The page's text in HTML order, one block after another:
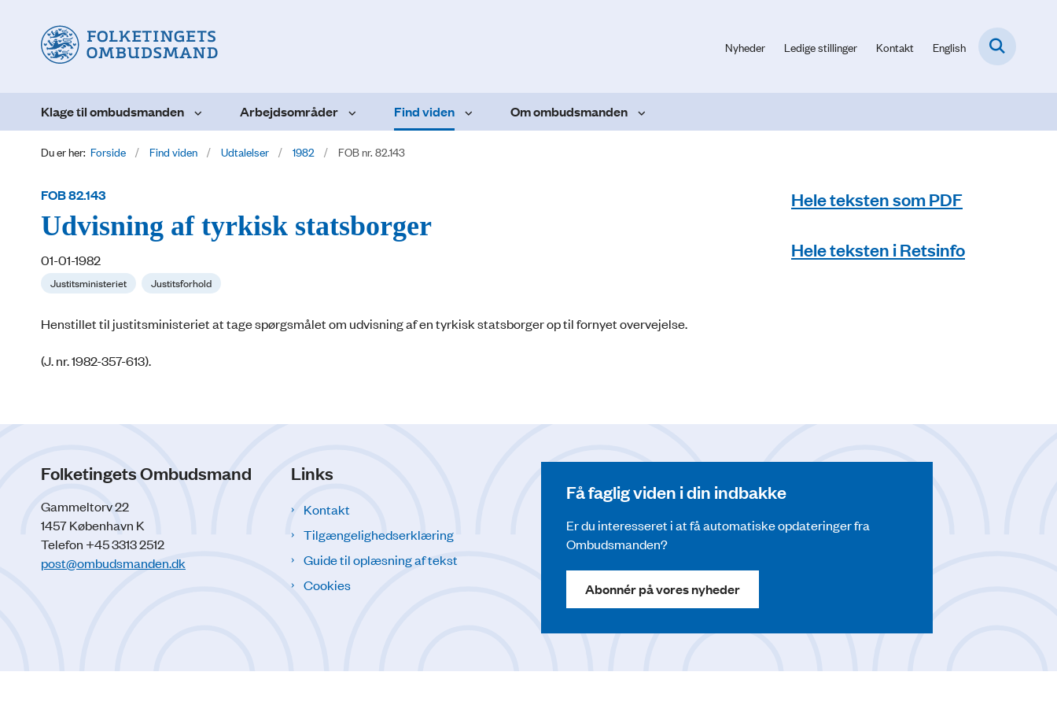
Nyheder Ledige stillinger Kontakt English
Klage til ombudsmanden Arbejdsområder Find viden Om ombudsmanden
Du er her: Forside Find viden Udtalelser 1982 FOB nr. 82.143
FOB 82.143
Udvisning af tyrkisk statsborger
01-01-1982
Justitsministeriet Justitsforhold
Henstillet til justitsministeriet at tage spørgsmålet om udvisning af en tyrkisk statsborger op til fornyet overvejelse.
(J. nr. 1982-357-613).
Hele teksten som PDF
Hele teksten i Retsinfo
Folketingets Ombudsmand
Gammeltorv 22
1457 København K
Telefon +45 3313 2512
post@ombudsmanden.dk
Links
Kontakt
Tilgængelighedserklæring
Guide til oplæsning af tekst
Cookies
Få faglig viden i din indbakke
Er du interesseret i at få automatiske opdateringer fra
Ombudsmanden?
Abonnér på vores nyheder